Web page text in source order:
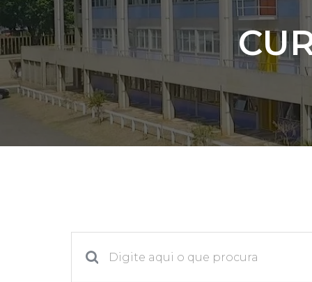
Curta Duração
Vestibular
2ª Graduação
Reingresso